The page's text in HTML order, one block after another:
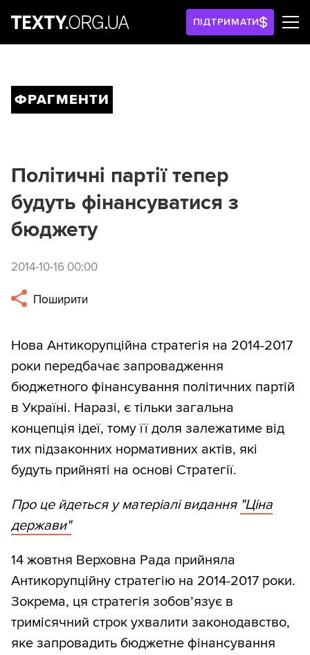
ПІДТРИМАТИ
ФРАГМЕНТИ
Політичні партії тепер
будуть фінансуватися з
бюджету
2014-10-16 00:00
Поширити
Нова Антикорупційна стратегія на 2014-2017
роки передбачає запровадження
бюджетного фінансування політичних партій
в Україні. Наразі, є тільки загальна
концепція ідеї, тому її доля залежатиме від
тих підзаконних нормативних актів, які
будуть прийняті на основі Стратегії.
Про це йдеться у матеріалі видання "Ціна
держави"
14 жовтня Верховна Рада прийняла
Антикорупційну стратегію на 2014-2017 роки.
Зокрема, ця стратегія зобов’язує в
тримісячний строк ухвалити законодавство,
яке запровадить бюджетне фінансування